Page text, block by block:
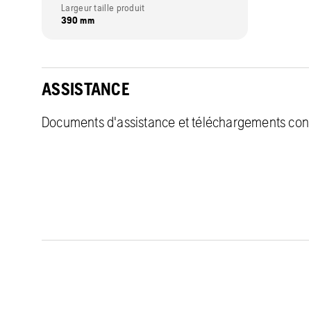
Largeur taille produit
390 mm
ASSISTANCE
Documents d'assistance et téléchargements